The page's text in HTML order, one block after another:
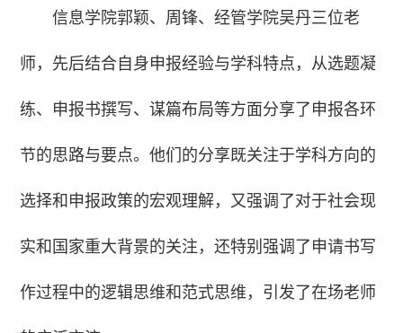
信息学院郭颖、周锋、经管学院吴丹三位老
师，先后结合自身申报经验与学科特点，从选题凝
练、申报书撰写、谋篇布局等方面分享了申报各环
节的思路与要点。他们的分享既关注于学科方向的
选择和申报政策的宏观理解，又强调了对于社会现
实和国家重大背景的关注，还特别强调了申请书写
作过程中的逻辑思维和范式思维，引发了在场老师